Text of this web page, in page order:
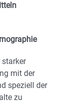
starker
mit der
speziell der
zu